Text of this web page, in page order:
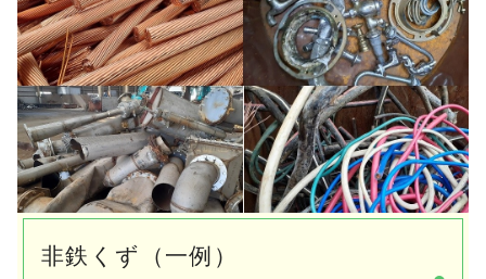
非鉄くず（一例）